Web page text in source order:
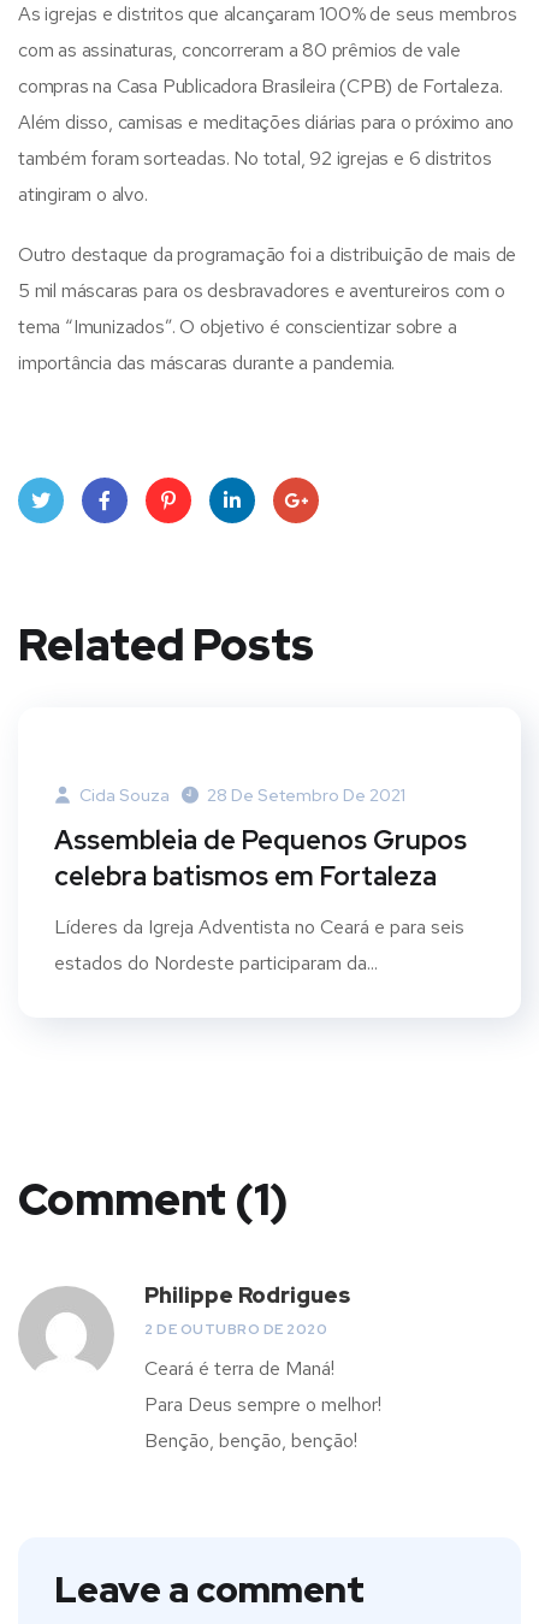
As igrejas e distritos que alcançaram 100% de seus membros
com as assinaturas, concorreram a 80 prêmios de vale
compras na Casa Publicadora Brasileira (CPB) de Fortaleza.
Além disso, camisas e meditações diárias para o próximo ano
também foram sorteadas. No total, 92 igrejas e 6 distritos
atingiram o alvo.
Outro destaque da programação foi a distribuição de mais de
5 mil máscaras para os desbravadores e aventureiros com o
tema “Imunizados”. O objetivo é conscientizar sobre a
importância das máscaras durante a pandemia.
t
Plus
Related Posts
Cida Souza 28 De Setembro De 2021
Assembleia de Pequenos Grupos
celebra batismos em Fortaleza
Líderes da Igreja Adventista no Ceará e para seis
estados do Nordeste participaram da...
Comment (1)
Philippe Rodrigues
2 DE OUTUBRO DE 2020
Ceará é terra de Maná!
Para Deus sempre o melhor!
Benção, benção, benção!
Leave a comment